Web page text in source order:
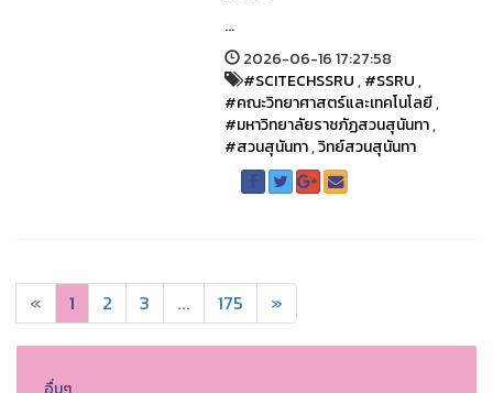
...
2026-06-16 17:27:58
#SCITECHSSRU,#SSRU,
#คณะวิทยาศาสตร์และเทคโนโลยี,
#มหาวิทยาลัยราชภัฏสวนสุนันทา,
#สวนสุนันทา,วิทย์สวนสุนันทา
« 1 2 3 ... 175 »